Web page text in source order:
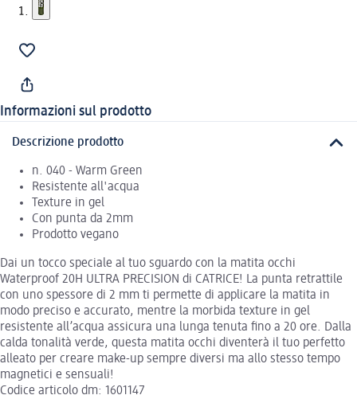
Informazioni sul prodotto
Descrizione prodotto
n. 040 - Warm Green
Resistente all'acqua
Texture in gel
Con punta da 2mm
Prodotto vegano
Dai un tocco speciale al tuo sguardo con la matita occhi
Waterproof 20H ULTRA PRECISION di CATRICE! La punta retrattile
con uno spessore di 2 mm ti permette di applicare la matita in
modo preciso e accurato, mentre la morbida texture in gel
resistente all’acqua assicura una lunga tenuta fino a 20 ore. Dalla
calda tonalità verde, questa matita occhi diventerà il tuo perfetto
alleato per creare make-up sempre diversi ma allo stesso tempo
magnetici e sensuali!
Codice articolo dm: 1601147